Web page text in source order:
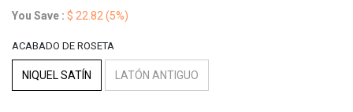
You Save : $ 22.82 (5%)
ACABADO DE ROSETA
NIQUEL SATÍN LATÓN ANTIGUO